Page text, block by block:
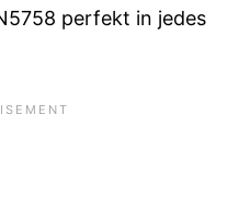
perfekt in jedes